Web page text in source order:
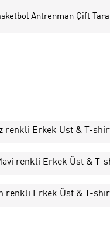
Antrenman Çift
renkli Erkek Üst & T-
renkli Erkek Üst & T-
renkli Erkek Üst & T-